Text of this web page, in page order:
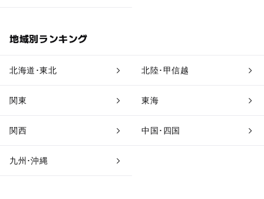
地域別ランキング
北海道･東北 北陸･甲信越
関東 東海
関西 中国･四国
九州･沖縄